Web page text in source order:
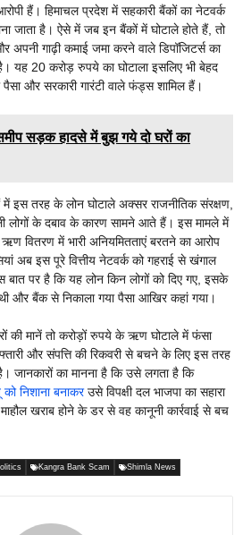
हैं। हिमाचल प्रदेश में सहकारी बैंकों का नेटवर्क
जाता है। ऐसे में जब इन बैंकों में घोटाले होते हैं, तो
अपनी गाढ़ी कमाई जमा करने वाले डिपॉजिटर्स का
यह 20 करोड़ रुपये का घोटाला इसलिए भी बेहद
और सरकारी गारंटी वाले फंड्स शामिल हैं।
सड़क हादसे में बुझ गये दो घरों का
इस तरह के लोन घोटाले अक्सर राजनीतिक संरक्षण,
लोगों के दबाव के कारण सामने आते हैं। इस मामले में
वितरण में भारी अनियमितताएं बरतने का आरोप
अब इस पूरे वित्तीय नेटवर्क को गहराई से खंगाल
पर है कि यह लोन किन लोगों को दिए गए, इसके
और बैंक से निकाला गया पैसा आखिर कहां गया।
की मानें तो करोड़ों रुपये के ऋण घोटाले में फंसा
और संपत्ति की रिकवरी से बचने के लिए इस तरह
जानकारों का मानना है कि उसे लगता है कि
निशाना बनाकरउसे विपक्षी दल भाजपा का सहारा
खराब होने के डर से वह कानूनी कार्रवाई से बच
Kangra Bank Scam Shimla News